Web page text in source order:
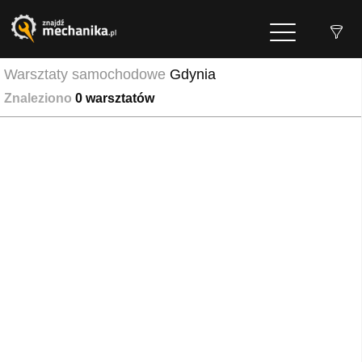
Warsztaty samochodowe Gdynia
Znaleziono 0 warsztatów